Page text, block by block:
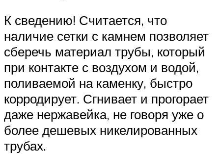
К сведению! Считается, что
наличие сетки с камнем позволяет
сберечь материал трубы, который
при контакте с воздухом и водой,
поливаемой на каменку, быстро
корродирует. Сгнивает и прогорает
даже нержавейка, не говоря уже о
более дешевых никелированных
трубах.